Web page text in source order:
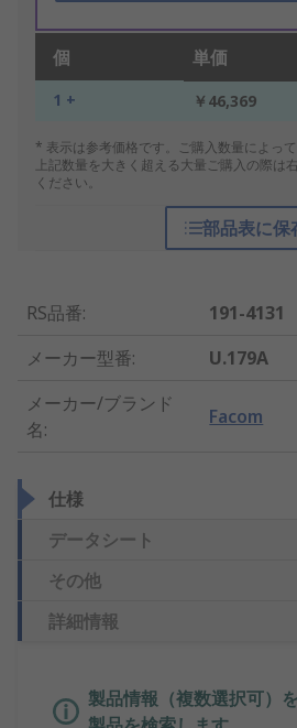
個 単価
1 + ￥46,369
* 表示は参考価格です。ご購入数量によっ
上記数量を大きく超える大量ご購入の際は
ください。
部品表に保
RS品番:
191-4131
メーカー型番:
U.179A
メーカー/ブランド
名:
Facom
仕様
データシート
その他
詳細情報
製品情報（複数選択可）